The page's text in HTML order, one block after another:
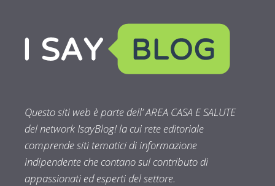
Questo siti web è parte dell’ AREA CASA E SALUTE
del network IsayBlog! la cui rete editoriale
comprende siti tematici di informazione
indipendente che contano sul contributo di
appassionati ed esperti del settore.